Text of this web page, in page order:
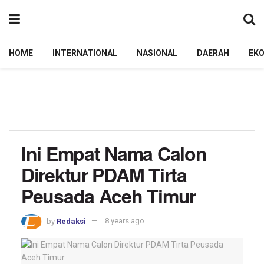
HOME INTERNATIONAL NASIONAL DAERAH
Ini Empat Nama Calon
Direktur PDAM Tirta
Peusada Aceh Timur
by Redaksi 8 years ago